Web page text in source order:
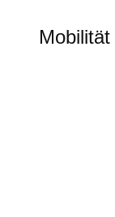
Mobilität